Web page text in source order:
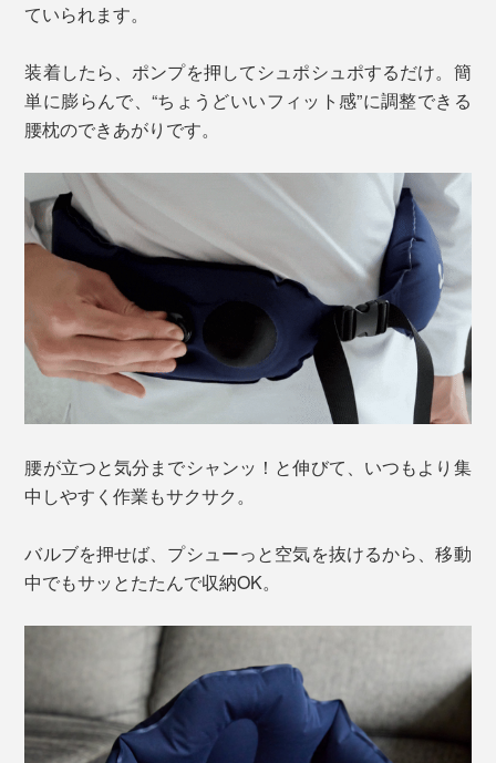
ていられます。
装着したら、ポンプを押してシュポシュポするだけ。簡
単に膨らんで、“ちょうどいいフィット感”に調整できる
腰枕のできあがりです。
腰が立つと気分までシャンッ！と伸びて、いつもより集
中しやすく作業もサクサク。
バルブを押せば、プシューっと空気を抜けるから、移動
中でもサッとたたんで収納OK。